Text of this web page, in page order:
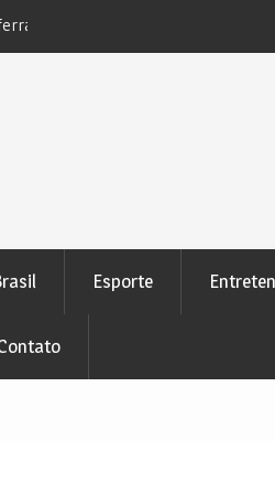
atenção de devedores
Esporte